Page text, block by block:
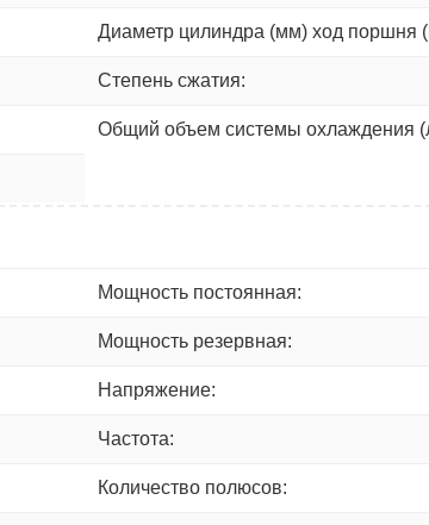
Диаметр цилиндра (мм) ход поршня
Степень сжатия:
Общий объем системы охлаждения
Мощность постоянная:
Мощность резервная:
Напряжение:
Частота:
Количество полюсов: